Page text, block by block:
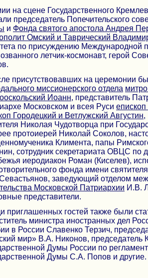
на сцене Государственного
председатель Попечительского
и Фонда святого апостола Андрея
Омский и Таврический
по присуждению Международной
летчик-космонавт, герой
присутствовавших на церемонии
миссионерского отдела
Иоанн, представитель
Московском и всея Руси
Городецкий и Ветлужский Августин,
Николая Чудотворца при
протоиерей Николай Соколов,
Климента, папы
сотрудник секретариата ОВЦС по
иеродиакон Роман (Киселев),
фонда имени
заведующий отделом
Московской Патриархии И.В.
представители.
приглашенных гостей также были
министра иностранных дел
в России Славенко Терзич,
мир» В.А. Никонов, председатель
Думы России по
Думы С.А. Попов и другие.